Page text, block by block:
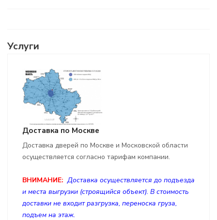
Услуги
Доставка по Москве
Доставка дверей по Москве и Московской области
осуществляется согласно тарифам компании.
ВНИМАНИЕ: Доставка осуществляется до подъезда
и места выгрузки (строящийся объект). В стоимость
доставки не входит разгрузка, переноска груза,
подъем на этаж.